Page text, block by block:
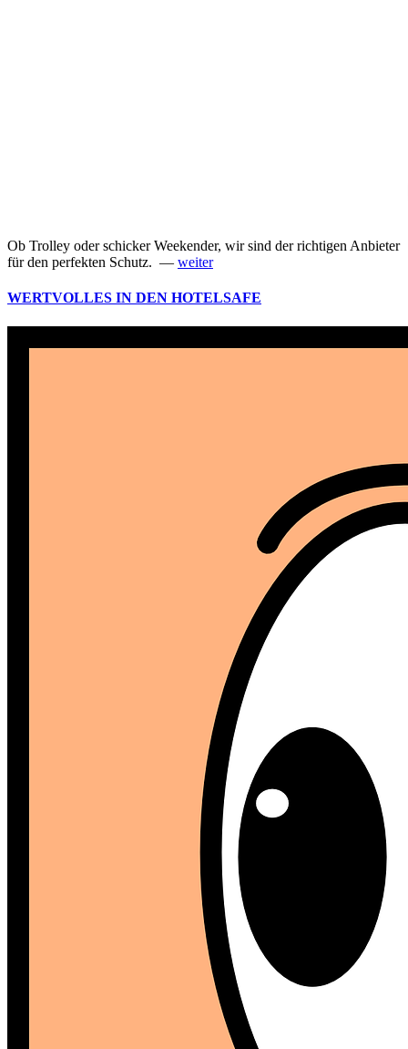
Ob Trolley oder schicker Weekender, wir sind der richtigen Anbieter
für den perfekten Schutz. — weiter
WERTVOLLES IN DEN HOTELSAFE